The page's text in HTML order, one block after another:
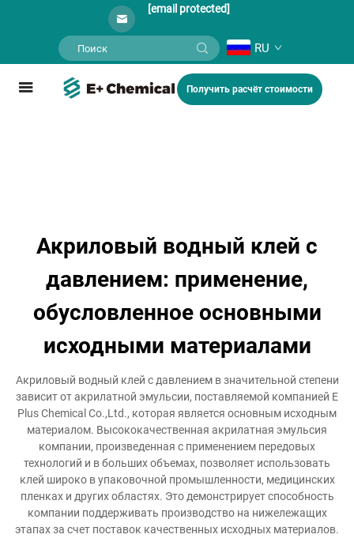
[email protected]
RU
Получить расчёт стоимости
Акриловый водный клей с
давлением: применение,
обусловленное основными
исходными материалами
Акриловый водный клей с давлением в значительной степени
зависит от акрилатной эмульсии, поставляемой компанией E
Plus Chemical Co.,Ltd., которая является основным исходным
материалом. Высококачественная акрилатная эмульсия
компании, произведенная с применением передовых
технологий и в больших объемах, позволяет использовать
клей широко в упаковочной промышленности, медицинских
пленках и других областях. Это демонстрирует способность
компании поддерживать производство на нижележащих
этапах за счет поставок качественных исходных материалов.